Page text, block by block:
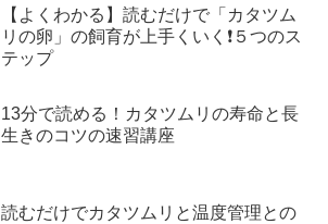
【よくわかる】読むだけで「カタツム
リの卵」の飼育が上手くいく❗️５つのス
テップ
13分で読める！カタツムリの寿命と長
生きのコツの速習講座
読むだけでカタツムリと温度管理との